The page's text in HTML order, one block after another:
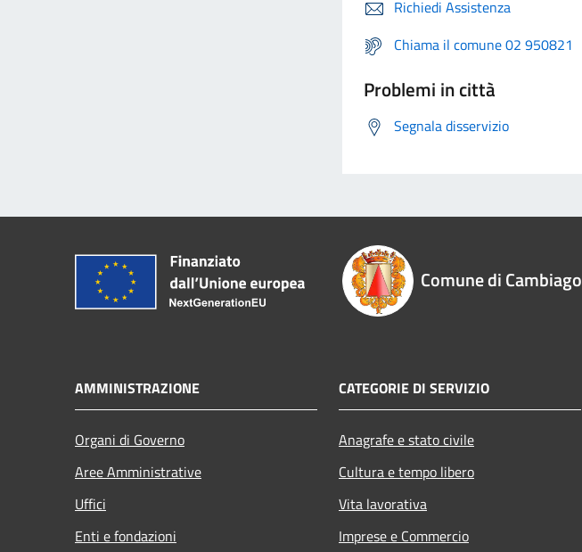
Richiedi Assistenza
Chiama il comune 02 950821
Problemi in città
Segnala disservizio
Comune di Cambiago
AMMINISTRAZIONE
Organi di Governo
Aree Amministrative
Uffici
Enti e fondazioni
CATEGORIE DI SERVIZIO
Anagrafe e stato civile
Cultura e tempo libero
Vita lavorativa
Imprese e Commercio